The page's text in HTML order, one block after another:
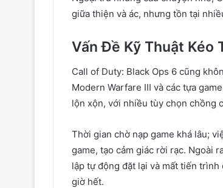
giữa thiện và ác, nhưng tồn tại
Vấn Đề Kỹ Thuật Kéo
Call of Duty: Black Ops 6 cũng
Modern Warfare III và các tựa
lộn xộn, với nhiều tùy chọn chồng
Thời gian chờ nạp game khá lâu;
game, tạo cảm giác rời rạc. Ngoài
lập tự động đặt lại và mất tiến
giờ hết.